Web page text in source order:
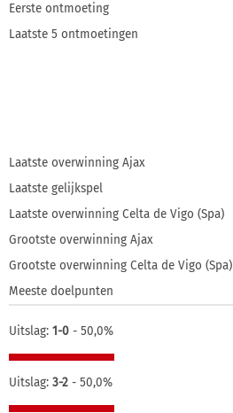
Eerste ontmoeting
Laatste 5 ontmoetingen
Laatste overwinning Ajax
Laatste gelijkspel
Laatste overwinning Celta de Vigo (Spa)
Grootste overwinning Ajax
Grootste overwinning Celta de Vigo (Spa)
Meeste doelpunten
Uitslag: 1-0 - 50,0%
Uitslag: 3-2 - 50,0%